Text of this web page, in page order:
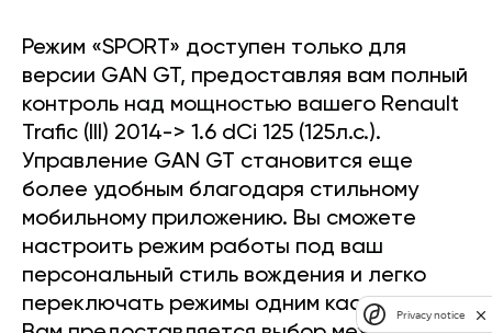
Режим «SPORT» доступен только для
версии GAN GT, предоставляя вам полный
контроль над мощностью вашего Renault
Trafic (III) 2014-> 1.6 dCi 125 (125л.с.).
Управление GAN GT становится еще
более удобным благодаря стильному
мобильному приложению. Вы сможете
настроить режим работы под ваш
персональный стиль вождения и легко
переключать режимы одним касанием.Privacy notice